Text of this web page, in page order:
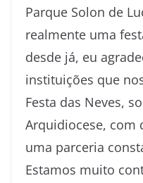
Parque Solon de
realmente uma
desde já, eu
instituições que
Festa das Neves,
Arquidiocese, com
uma parceria
Estamos muito